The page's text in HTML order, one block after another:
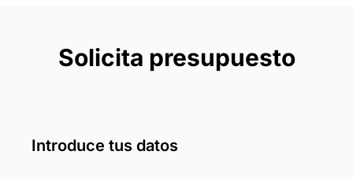
Solicita presupuesto
Introduce tus datos